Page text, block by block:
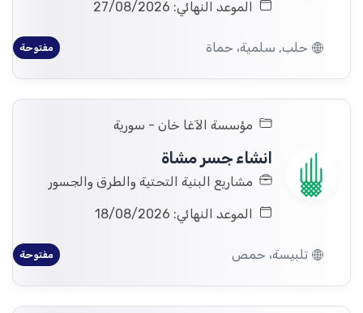
الموعد النهائي: 27/08/2026
حلب, سلمية، حماة مفتوحة
مؤسسة الآغا خان - سورية
انشاء جسر مشاة
مشاريع البنية التحتية والطرق والجسور
الموعد النهائي: 18/08/2026
تلبيسة، حمص مفتوحة